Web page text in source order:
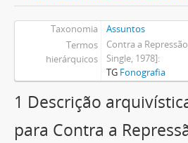
Taxonomia
Assuntos
Termos
hierárquicos
Contra a
Single, 1978]
TG Fonografia
1 Descrição
para Contra a